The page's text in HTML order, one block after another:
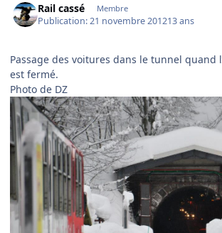
Rail cassé Membre
Publication:21 novembre 201213 ans
Passage des voitures dans le tunnel quand
est fermé.
Photo de DZ